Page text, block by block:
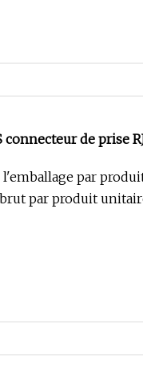
connecteur de prise
par
brut par produit